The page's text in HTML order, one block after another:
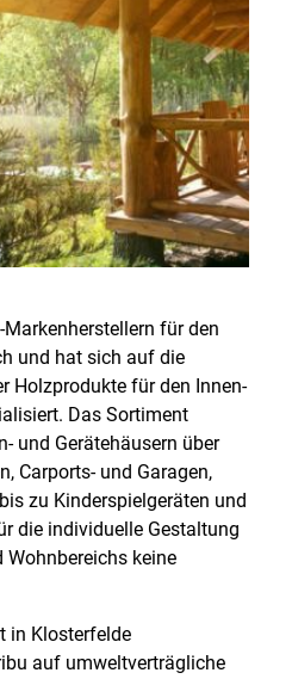
für den
und hat sich auf die
Holzprodukte für den Innen-
Das Sortiment
und Gerätehäusern über
Carports- und Garagen,
zu Kinderspielgeräten und
die individuelle Gestaltung
Wohnbereichs keine
in Klosterfelde
auf umweltverträgliche